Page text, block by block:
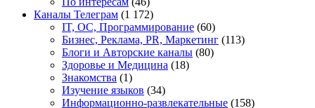
Каналы Телеграм (1 172)
IT, ОС, Программирование (60)
Бизнес, Реклама, PR, Маркетинг (113)
Блоги и Авторские каналы (80)
Здоровье и Медицина (18)
Знакомства (1)
Изучение языков (34)
Информационно-развлекательные (158)